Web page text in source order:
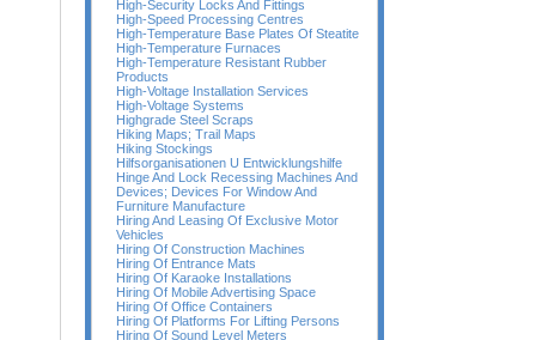
High-Security Locks And Fittings
High-Speed Processing Centres
High-Temperature Base Plates Of Steatite
High-Temperature Furnaces
High-Temperature Resistant Rubber
Products
High-Voltage Installation Services
High-Voltage Systems
Highgrade Steel Scraps
Hiking Maps; Trail Maps
Hiking Stockings
Hilfsorganisationen U Entwicklungshilfe
Hinge And Lock Recessing Machines And
Devices; Devices For Window And
Furniture Manufacture
Hiring And Leasing Of Exclusive Motor
Vehicles
Hiring Of Construction Machines
Hiring Of Entrance Mats
Hiring Of Karaoke Installations
Hiring Of Mobile Advertising Space
Hiring Of Office Containers
Hiring Of Platforms For Lifting Persons
Hiring Of Sound Level Meters